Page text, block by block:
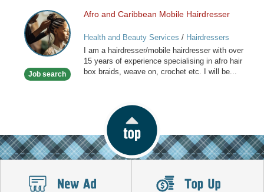
Afro
and
Caribbean
Mobile
Job search
Afro and Caribbean Mobile Hairdresser
Health and Beauty Services / Hairdressers
I am a hairdresser/mobile hairdresser with over
15 years of experience specialising in afro hair
box braids, weave on, crochet etc. I will be...